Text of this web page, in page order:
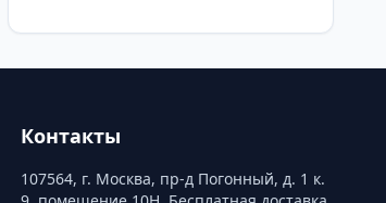
Контакты
107564, г. Москва, пр-д Погонный, д. 1 к.